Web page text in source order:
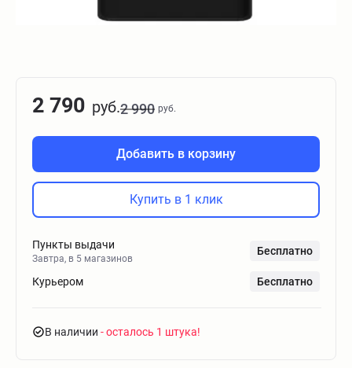
2 790 руб.2 990 руб.
Добавить в корзину
Купить в 1 клик
Пункты выдачи
Завтра, в 5 магазинов
Бесплатно
Курьером Бесплатно
В наличии - осталось 1 штука